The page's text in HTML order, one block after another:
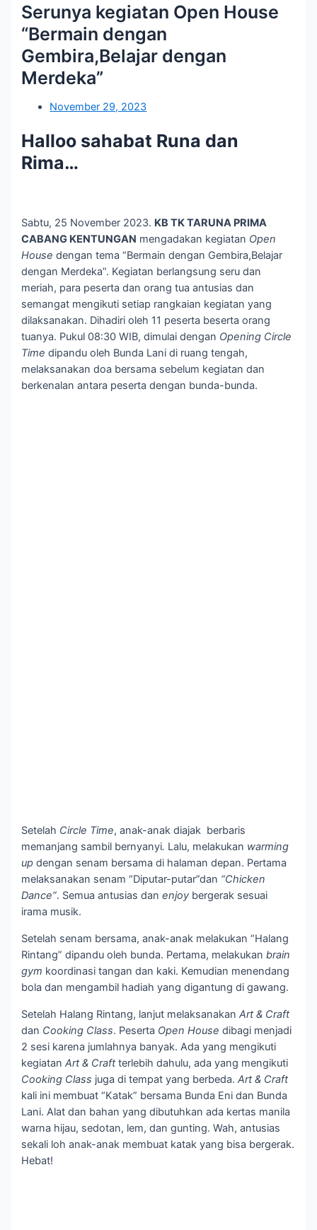
Serunya kegiatan Open House
“Bermain dengan
Gembira,Belajar dengan
Merdeka”
November 29, 2023
Halloo sahabat Runa dan
Rima…
Sabtu, 25 November 2023. KB TK TARUNA PRIMA
CABANG KENTUNGAN mengadakan kegiatan Open
House dengan tema “Bermain dengan Gembira,Belajar
dengan Merdeka”. Kegiatan berlangsung seru dan
meriah, para peserta dan orang tua antusias dan
semangat mengikuti setiap rangkaian kegiatan yang
dilaksanakan. Dihadiri oleh 11 peserta beserta orang
tuanya. Pukul 08:30 WIB, dimulai dengan Opening Circle
Time dipandu oleh Bunda Lani di ruang tengah,
melaksanakan doa bersama sebelum kegiatan dan
berkenalan antara peserta dengan bunda-bunda.
Setelah Circle Time, anak-anak diajak berbaris
memanjang sambil bernyanyi. Lalu, melakukan warming
updengan senam bersama di halaman depan. Pertama
melaksanakan senam “Diputar-putar”dan “Chicken
Dance”. Semua antusias danenjoy bergerak sesuai
irama musik.
Setelah senam bersama, anak-anak melakukan “Halang
Rintang” dipandu oleh bunda. Pertama, melakukanbrain
gym koordinasi tangan dan kaki. Kemudian menendang
bola dan mengambil hadiah yang digantung di gawang.
Setelah Halang Rintang, lanjut melaksanakanArt & Craft
dan Cooking Class. Peserta Open House dibagi menjadi
2 sesi karena jumlahnya banyak. Ada yang mengikuti
kegiatanArt & Craftterlebih dahulu, ada yang mengikuti
Cooking Class juga di tempat yang berbeda.Art & Craft
kali ini membuat “Katak” bersama Bunda Eni dan Bunda
Lani. Alat dan bahan yang dibutuhkan ada kertas manila
warna hijau, sedotan, lem, dan gunting. Wah, antusias
sekali loh anak-anak membuat katak yang bisa bergerak.
Hebat!